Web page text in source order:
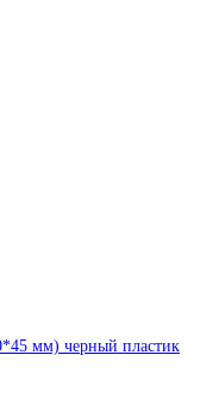
мм) черный пластик